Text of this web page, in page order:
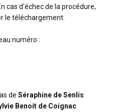
cas d'échec de la procédure,
le téléchargement.
numéro :
de Séraphine de Senlis
Benoit de Coignac